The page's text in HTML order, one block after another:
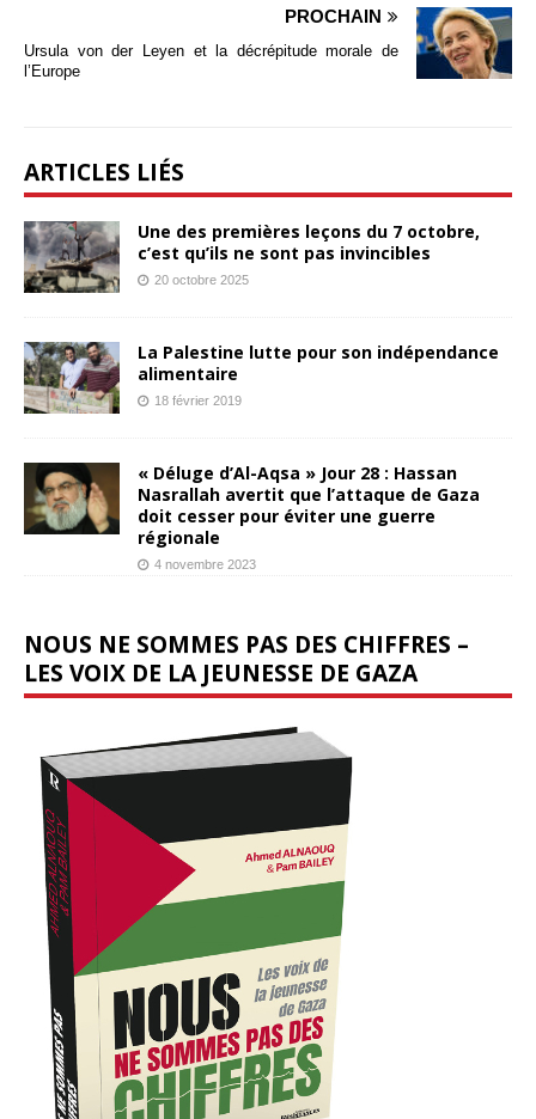
PROCHAIN
Ursula von der Leyen et la décrépitude morale de
l’Europe
ARTICLES LIÉS
Une des premières leçons du 7 octobre,
c’est qu’ils ne sont pas invincibles
20 octobre 2025
La Palestine lutte pour son indépendance
alimentaire
18 février 2019
« Déluge d’Al-Aqsa » Jour 28 : Hassan
Nasrallah avertit que l’attaque de Gaza
doit cesser pour éviter une guerre
régionale
4 novembre 2023
NOUS NE SOMMES PAS DES CHIFFRES –
LES VOIX DE LA JEUNESSE DE GAZA